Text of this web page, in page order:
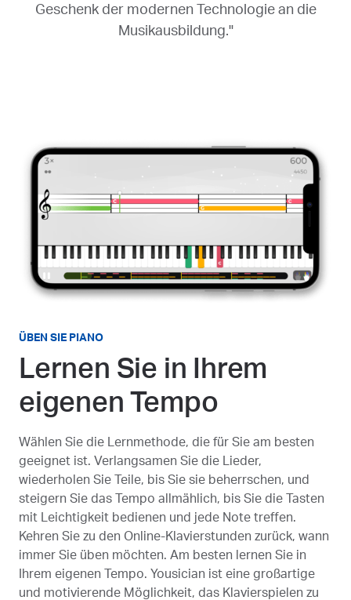
Geschenk der modernen Technologie an die
Musikausbildung."
ÜBEN SIE PIANO
Lernen Sie in Ihrem
eigenen Tempo
Wählen Sie die Lernmethode, die für Sie am besten
geeignet ist. Verlangsamen Sie die Lieder,
wiederholen Sie Teile, bis Sie sie beherrschen, und
steigern Sie das Tempo allmählich, bis Sie die Tasten
mit Leichtigkeit bedienen und jede Note treffen.
Kehren Sie zu den Online-Klavierstunden zurück, wann
immer Sie üben möchten. Am besten lernen Sie in
Ihrem eigenen Tempo. Yousician ist eine großartige
und motivierende Möglichkeit, das Klavierspielen zu